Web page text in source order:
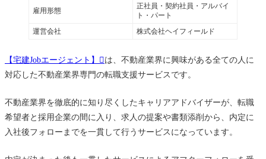
雇用形態
正社員・契約社員・アルバイ
ト・パート
運営会社 株式会社ヘイフィールド
【宅建Jobエージェント】
は、不動産業界に興味がある全ての人に
対応した不動産業界専門の転職支援サービスです。
不動産業界を徹底的に知り尽くしたキャリアアドバイザーが、転職
希望者と採用企業の間に入り、求人の提案や書類添削から、内定に
入社後フォローまでを一貫して行うサービスになっています。